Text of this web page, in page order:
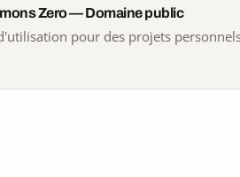
Zero — Domaine public
pour des projets